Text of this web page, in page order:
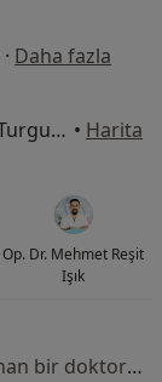
· Daha fazla
Yıldırım Mahallesi Gar Sokak No:38, Turgutlu • Harita
Op. Dr. Mehmet Reşit
Işık
Bu kurumda online uygunluğu bulunan bir doktor veya uzman bulunamadı